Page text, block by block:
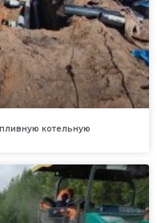
котельную